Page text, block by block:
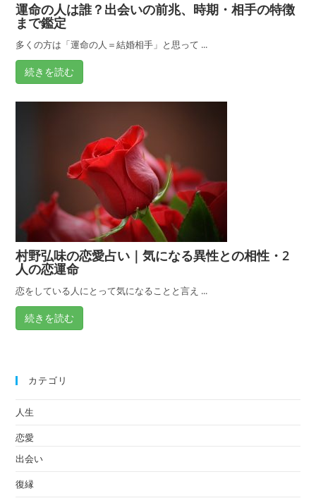
運命の人は誰？出会いの前兆、時期・相手の特徴
まで鑑定
多くの方は「運命の人＝結婚相手」と思って ...
続きを読む
村野弘味の恋愛占い｜気になる異性との相性・2
人の恋運命
恋をしている人にとって気になることと言え ...
続きを読む
カテゴリ
人生
恋愛
出会い
復縁